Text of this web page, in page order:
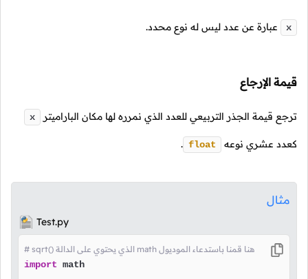
x عبارة عن عدد ليس له نوع محدد.
قيمة الإرجاع
ترجع قيمة الجذر التربيعي للعدد الذي نمرره لها مكان الباراميتر x
كعدد عشري نوعه float
.
مثال
Test.py
# sqrt() الذي يحتوي على الدالة math هنا قمنا باستدعاء الموديول
import math